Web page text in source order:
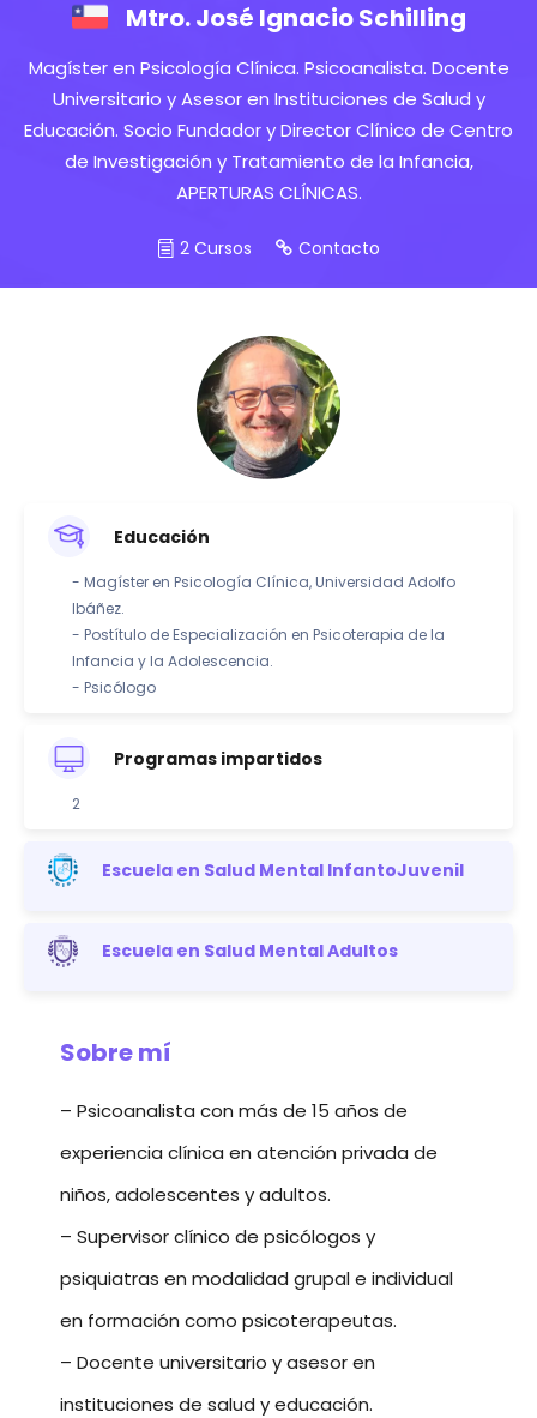
Mtro. José Ignacio Schilling
Magíster en Psicología Clínica. Psicoanalista. Docente
Universitario y Asesor en Instituciones de Salud y
Educación. Socio Fundador y Director Clínico de Centro
de Investigación y Tratamiento de la Infancia,
APERTURAS CLÍNICAS.
2 Cursos Contacto
Educación
- Magíster en Psicología Clínica, Universidad Adolfo
Ibáñez.
- Postítulo de Especialización en Psicoterapia de la
Infancia y la Adolescencia.
- Psicólogo
Programas impartidos
2
Escuela en Salud Mental InfantoJuvenil
Escuela en Salud Mental Adultos
Sobre mí
– Psicoanalista con más de 15 años de
experiencia clínica en atención privada de
niños, adolescentes y adultos.
– Supervisor clínico de psicólogos y
psiquiatras en modalidad grupal e individual
en formación como psicoterapeutas.
– Docente universitario y asesor en
instituciones de salud y educación.